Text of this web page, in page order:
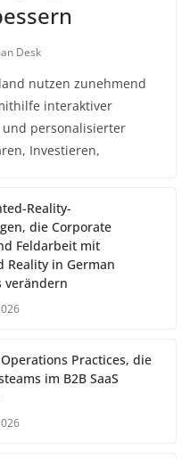
Desk
nutzen zunehmend
interaktiver
und personalisierter
Investieren,
Reality-
die Corporate
Feldarbeit mit
Reality in German
verändern
Practices, die
im B2B SaaS